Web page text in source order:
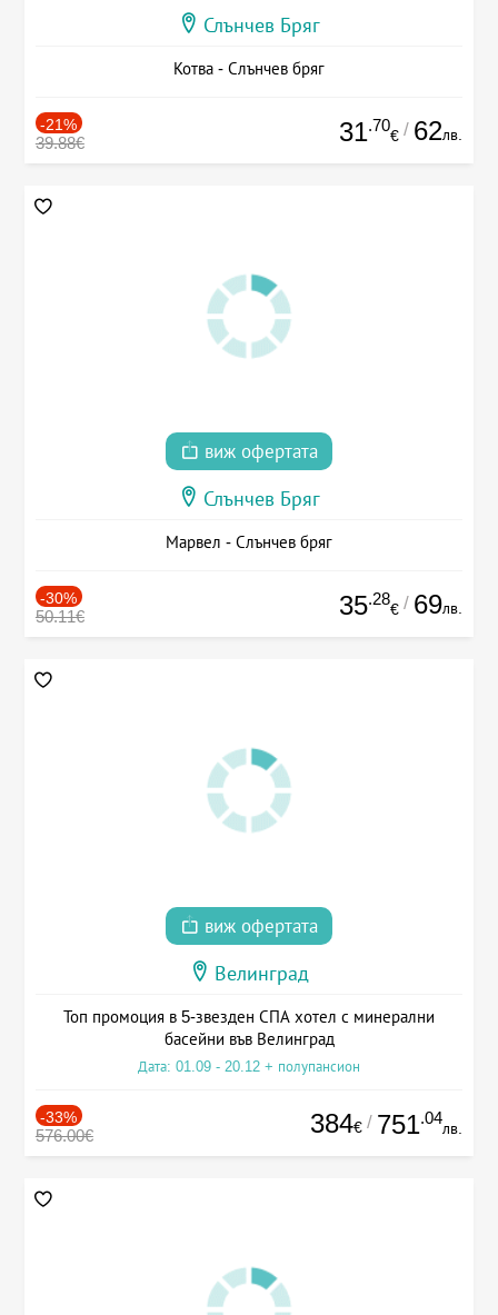
Слънчев Бряг
Котва - Слънчев бряг
-21%
39.88€ 31.70
€ / 62лв.
виж офертата
Слънчев Бряг
Марвел - Слънчев бряг
-30%
50.11€ 35.28
€ / 69лв.
виж офертата
Велинград
Топ промоция в 5-звезден СПА хотел с минерални
басейни във Велинград
Дата: 01.09 - 20.12 + полупансион
-33%
576.00€ 384€ / 751.04
лв.